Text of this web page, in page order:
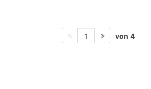
1 von 4